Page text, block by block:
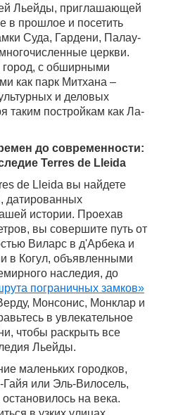
Льейды, приглашающей
в прошлое и посетить
Суда, Гардени, Палау-
церкви.
с обширными
как парк Митхана –
и деловых
таким постройкам как Ла-
до современности:
Terres de Lleida
de Lleida вы найдете
датированных
истории. Проехав
вы совершите путь от
Виларс в д'Арбека и
в Когул, объявленными
наследия, до
пограничных замков»
Монсонис, Монклар и
в увлекательное
чтобы раскрыть все
Льейды.
маленьких городков,
Гайя или Эль-Вилосель,
на века.